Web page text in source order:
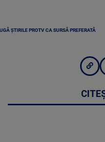
ȘTIRILE PROTV CA SURSĂ PREFERATĂ